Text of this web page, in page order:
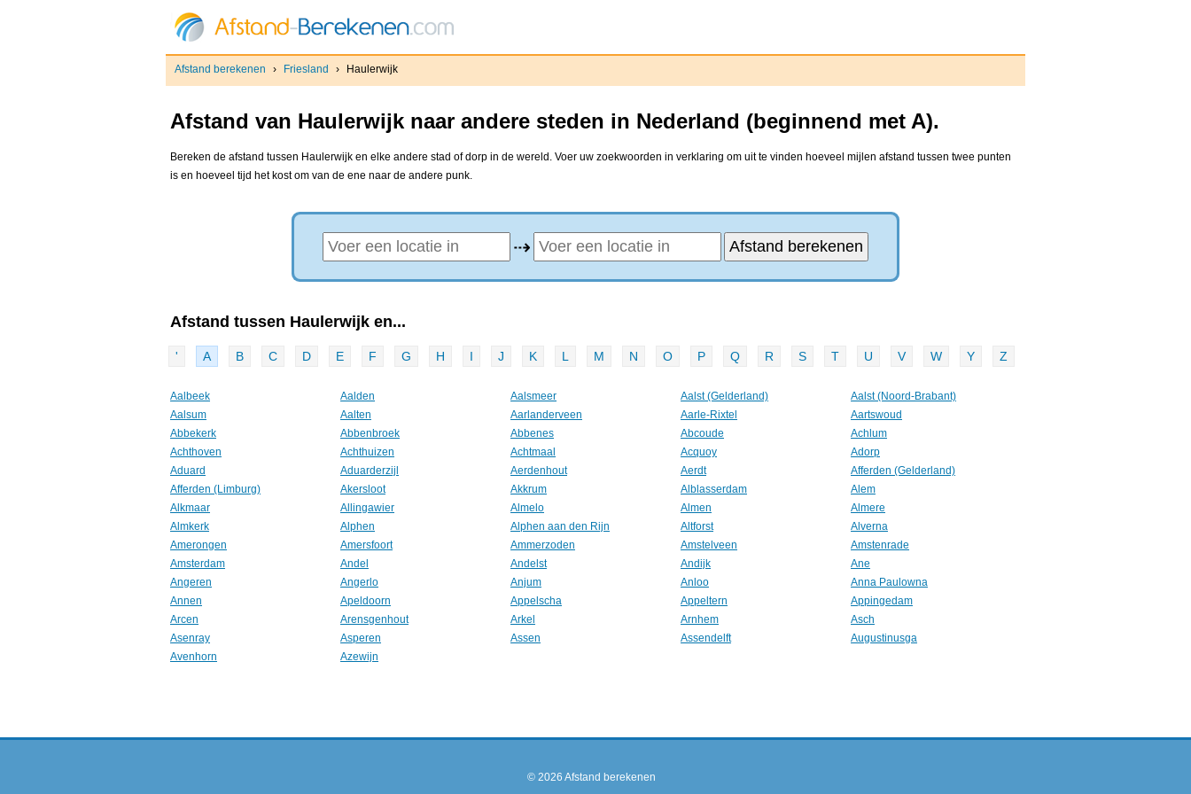
Afstand berekenen › Friesland › Haulerwijk
Afstand van Haulerwijk naar andere steden in Nederland (beginnend met A).
Bereken de afstand tussen Haulerwijk en elke andere stad of dorp in de wereld. Voer uw zoekwoorden in verklaring om uit te vinden hoeveel mijlen afstand tussen twee punten
is en hoeveel tijd het kost om van de ene naar de andere punk.
⇢
Afstand tussen Haulerwijk en...
' A B C D E F G H I J K L M N O P Q R S T U V W Y Z
Aalbeek Aalden Aalsmeer Aalst (Gelderland)
Aalst (Noord-Brabant)
Aalsum
Aalten Aarlanderveen Aarle-Rixtel
Aartswoud
Abbekerk
Abbenbroek Abbenes Abcoude
Achlum
Achthoven
Achthuizen Achtmaal Acquoy
Adorp
Aduard
Aduarderzijl Aerdenhout Aerdt
Afferden (Gelderland)
Afferden (Limburg)
Akersloot Akkrum Alblasserdam
Alem
Alkmaar
Allingawier Almelo Almen
Almere
Almkerk
Alphen Alphen aan den Rijn Altforst
Alverna
Amerongen
Amersfoort Ammerzoden Amstelveen
Amstenrade
Amsterdam
Andel Andelst Andijk
Ane
Angeren
Angerlo Anjum Anloo
Anna Paulowna
Annen
Apeldoorn Appelscha Appeltern
Appingedam
Arcen
Arensgenhout Arkel Arnhem
Asch
Asenray
Asperen Assen Assendelft
Augustinusga
Avenhorn
Azewijn
© 2026 Afstand berekenen